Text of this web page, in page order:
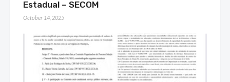
Estadual – SECOM
October 14, 2025